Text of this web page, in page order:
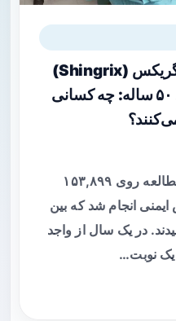
روند پوشش واکسن شینگریکس (Shingrix)
در افراد تازه‌ واجد شرایط ۵۰ ساله: چه کسانی
خلاصه سریع برای خواننده مطالعه روی ۱۵۳,۸۹۹
انجام شد که بین
۲۰۲۴ به سن ۵۰ رسیدند. در یک سال از واجد